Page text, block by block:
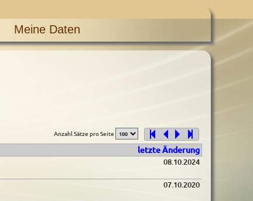
Meine Daten
Anzahl Sätze pro Seite
letzte Änderung
08.10.2024
07.10.2020